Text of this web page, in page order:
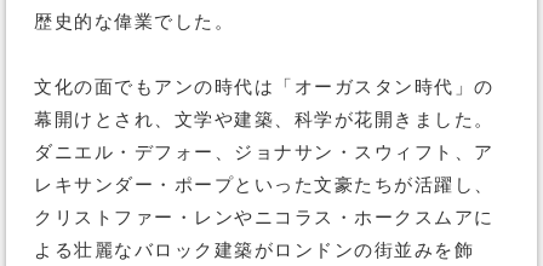
歴史的な偉業でした。
文化の面でもアンの時代は「オーガスタン時代」の
幕開けとされ、文学や建築、科学が花開きました。
ダニエル・デフォー、ジョナサン・スウィフト、ア
レキサンダー・ポープといった文豪たちが活躍し、
クリストファー・レンやニコラス・ホークスムアに
よる壮麗なバロック建築がロンドンの街並みを飾